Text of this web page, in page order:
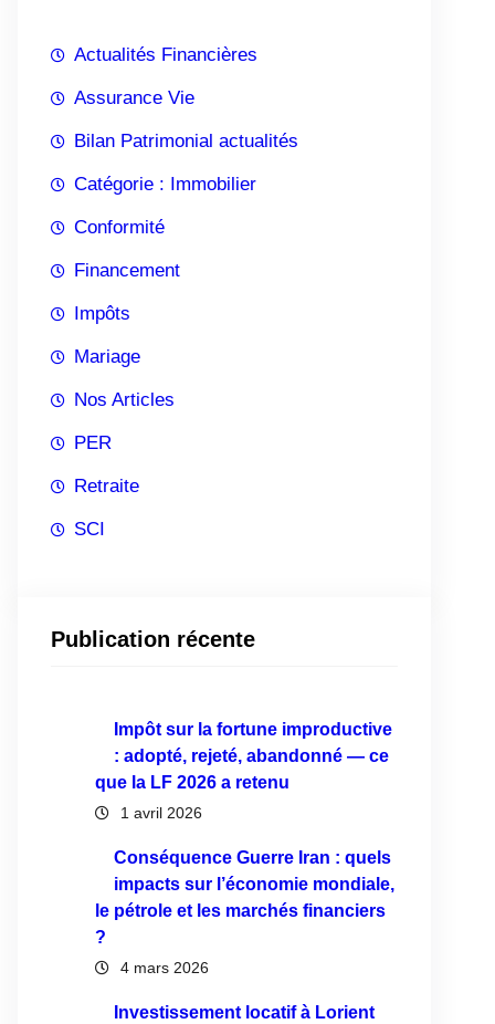
h
e
Actualités Financières
Assurance Vie
Bilan Patrimonial actualités
Catégorie : Immobilier
Conformité
Financement
Impôts
Mariage
Nos Articles
PER
Retraite
SCI
Publication récente
Impôt sur la fortune improductive
: adopté, rejeté, abandonné — ce
que la LF 2026 a retenu
1 avril 2026
Conséquence Guerre Iran : quels
impacts sur l’économie mondiale,
le pétrole et les marchés financiers
?
4 mars 2026
Investissement locatif à Lorient